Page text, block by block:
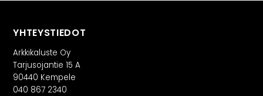
YHTEYSTIEDOT
Arkkikaluste Oy
Tarjusojantie 15 A
90440 Kempele
040 867 2340